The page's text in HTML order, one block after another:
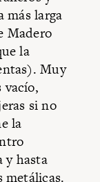
más larga
Madero
la
Muy
vacío,
si no
la
y hasta
metálicas.